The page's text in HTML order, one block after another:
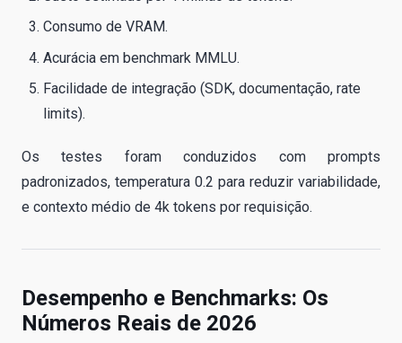
Consumo de VRAM.
Acurácia em benchmark MMLU.
Facilidade de integração (SDK, documentação, rate
limits).
Os testes foram conduzidos com prompts
padronizados, temperatura 0.2 para reduzir variabilidade,
e contexto médio de 4k tokens por requisição.
Desempenho e Benchmarks: Os
Números Reais de 2026